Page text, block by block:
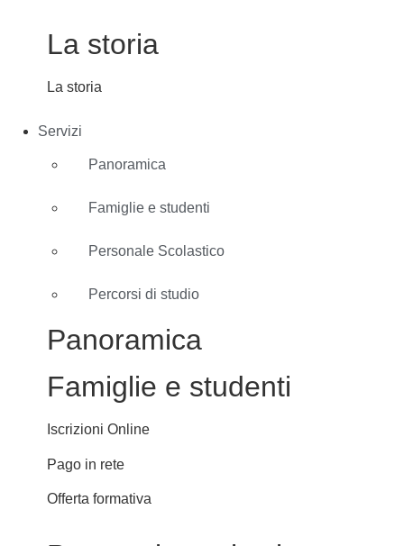
La storia
La storia
Servizi
Panoramica
Famiglie e studenti
Personale Scolastico
Percorsi di studio
Panoramica
Famiglie e studenti
Iscrizioni Online
Pago in rete
Offerta formativa